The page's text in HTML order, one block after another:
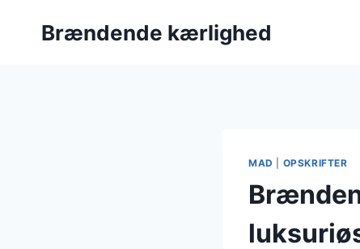
Brændende kærlighed
MAD OPSKRIFTER